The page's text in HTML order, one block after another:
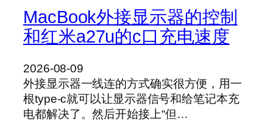
MacBook外接显示器的控制
和红米a27u的c口充电速度
2026-08-09
外接显示器一线连的方式确实很方便，用一
根type-c就可以让显示器信号和给笔记本充
电都解决了。然后开始接上“但…